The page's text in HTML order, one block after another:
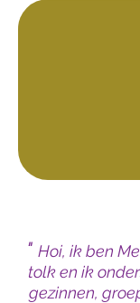
" Hoi, ik ben
tolk en ik
gezinnen,